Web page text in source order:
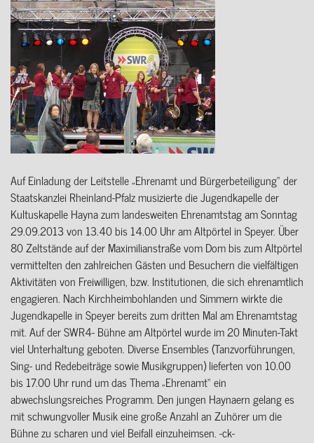
Auf Einladung der Leitstelle „Ehrenamt und Bürgerbeteiligung“ der
Staatskanzlei Rheinland-Pfalz musizierte die Jugendkapelle der
Kultuskapelle Hayna zum landesweiten Ehrenamtstag am Sonntag
29.09.2013 von 13.40 bis 14.00 Uhr am Altpörtel in Speyer. Über
80 Zeltstände auf der Maximilianstraße vom Dom bis zum Altpörtel
vermittelten den zahlreichen Gästen und Besuchern die vielfältigen
Aktivitäten von Freiwilligen, bzw. Institutionen, die sich ehrenamtlich
engagieren. Nach Kirchheimbohlanden und Simmern wirkte die
Jugendkapelle in Speyer bereits zum dritten Mal am Ehrenamtstag
mit. Auf der SWR4- Bühne am Altpörtel wurde im 20 Minuten-Takt
viel Unterhaltung geboten. Diverse Ensembles (Tanzvorführungen,
Sing- und Redebeiträge sowie Musikgruppen) lieferten von 10.00
bis 17.00 Uhr rund um das Thema „Ehrenamt“ ein
abwechslungsreiches Programm. Den jungen Haynaern gelang es
mit schwungvoller Musik eine große Anzahl an Zuhörer um die
Bühne zu scharen und viel Beifall einzuheimsen. -ck-